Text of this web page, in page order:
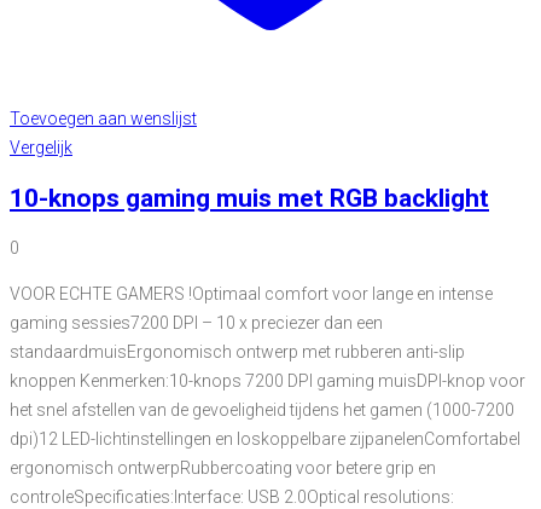
Toevoegen aan wenslijst
Vergelijk
10-knops gaming muis met RGB backlight
0
VOOR ECHTE GAMERS !Optimaal comfort voor lange en intense
gaming sessies7200 DPI – 10 x preciezer dan een
standaardmuisErgonomisch ontwerp met rubberen anti-slip
knoppen Kenmerken:10-knops 7200 DPI gaming muisDPI-knop voor
het snel afstellen van de gevoeligheid tijdens het gamen (1000-7200
dpi)12 LED-lichtinstellingen en loskoppelbare zijpanelenComfortabel
ergonomisch ontwerpRubbercoating voor betere grip en
controleSpecificaties:Interface: USB 2.0Optical resolutions: